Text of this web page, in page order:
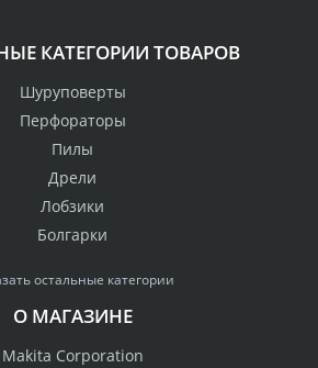
КАТЕГОРИИ ТОВАРОВ
Шуруповерты
Перфораторы
Пилы
Дрели
Лобзики
Болгарки
остальные категории
О МАГАЗИНЕ
Makita Corporation